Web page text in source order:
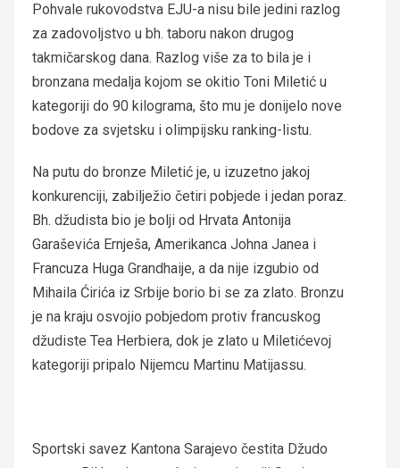
Pohvale rukovodstva EJU-a nisu bile jedini razlog
za zadovoljstvo u bh. taboru nakon drugog
takmičarskog dana. Razlog više za to bila je i
bronzana medalja kojom se okitio Toni Miletić u
kategoriji do 90 kilograma, što mu je donijelo nove
bodove za svjetsku i olimpijsku ranking-listu.
Na putu do bronze Miletić je, u izuzetno jakoj
konkurenciji, zabilježio četiri pobjede i jedan poraz.
Bh. džudista bio je bolji od Hrvata Antonija
Garaševića Ernješa, Amerikanca Johna Janea i
Francuza Huga Grandhaije, a da nije izgubio od
Mihaila Ćirića iz Srbije borio bi se za zlato. Bronzu
je na kraju osvojio pobjedom protiv francuskog
džudiste Tea Herbiera, dok je zlato u Miletićevoj
kategoriji pripalo Nijemcu Martinu Matijassu.
Sportski savez Kantona Sarajevo čestita Džudo